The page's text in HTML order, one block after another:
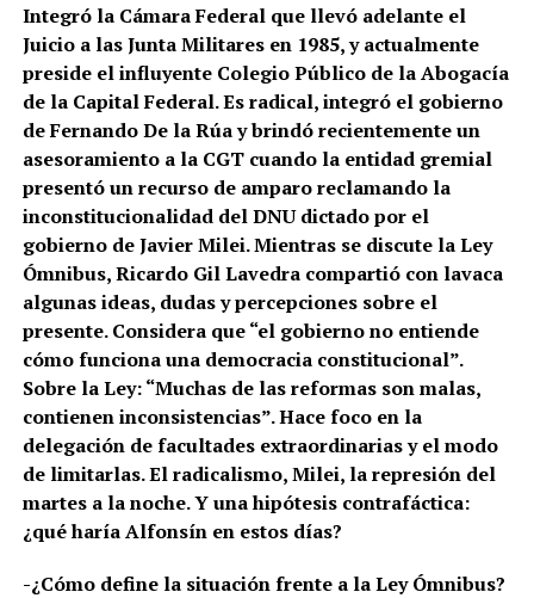
Integró la Cámara Federal que llevó adelante el
Juicio a las Junta Militares en 1985, y actualmente
preside el influyente Colegio Público de la Abogacía
de la Capital Federal. Es radical, integró el gobierno
de Fernando De la Rúa y brindó recientemente un
asesoramiento a la CGT cuando la entidad gremial
presentó un recurso de amparo reclamando la
inconstitucionalidad del DNU dictado por el
gobierno de Javier Milei. Mientras se discute la Ley
Ómnibus, Ricardo Gil Lavedra compartió con lavaca
algunas ideas, dudas y percepciones sobre el
presente. Considera que “el gobierno no entiende
cómo funciona una democracia constitucional”.
Sobre la Ley: “Muchas de las reformas son malas,
contienen inconsistencias”. Hace foco en la
delegación de facultades extraordinarias y el modo
de limitarlas. El radicalismo, Milei, la represión del
martes a la noche. Y una hipótesis contrafáctica:
¿qué haría Alfonsín en estos días?
-¿Cómo define la situación frente a la Ley Ómnibus?